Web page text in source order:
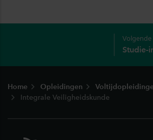
Volgende
Studie-
Home Opleidingen
Integrale Veiligheidskunde